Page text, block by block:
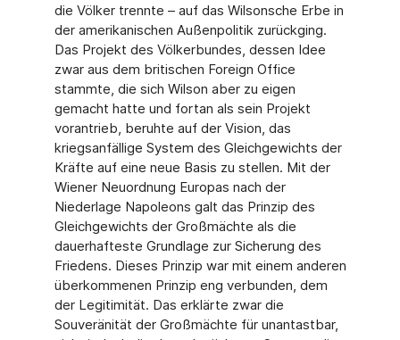
die Völker trennte – auf das Wilsonsche Erbe in
der amerikanischen Außenpolitik zurückging.
Das Projekt des Völkerbundes, dessen Idee
zwar aus dem britischen Foreign Office
stammte, die sich Wilson aber zu eigen
gemacht hatte und fortan als sein Projekt
vorantrieb, beruhte auf der Vision, das
kriegsanfällige System des Gleichgewichts der
Kräfte auf eine neue Basis zu stellen. Mit der
Wiener Neuordnung Europas nach der
Niederlage Napoleons galt das Prinzip des
Gleichgewichts der Großmächte als die
dauerhafteste Grundlage zur Sicherung des
Friedens. Dieses Prinzip war mit einem anderen
überkommenen Prinzip eng verbunden, dem
der Legitimität. Das erklärte zwar die
Souveränität der Großmächte für unantastbar,